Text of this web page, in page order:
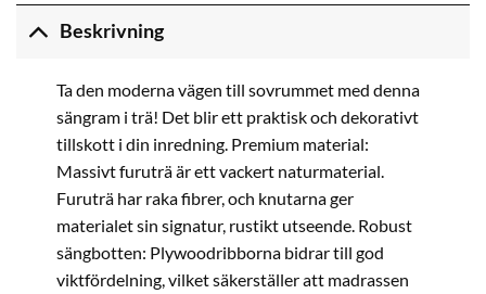
Beskrivning
Ta den moderna vägen till sovrummet med denna
sängram i trä! Det blir ett praktisk och dekorativt
tillskott i din inredning. Premium material:
Massivt furuträ är ett vackert naturmaterial.
Furuträ har raka fibrer, och knutarna ger
materialet sin signatur, rustikt utseende. Robust
sängbotten: Plywoodribborna bidrar till god
viktfördelning, vilket säkerställer att madrassen